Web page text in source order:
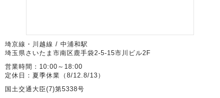
埼京線・川越線 / 中浦和駅
埼玉県さいたま市南区鹿手袋2-5-15市川ビル2F
営業時間：10:00～18:00
定休日：夏季休業（8/12.8/13）
国土交通大臣(7)第5338号